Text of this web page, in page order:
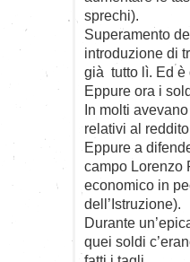
sprechi).
Superamento
introduzione di
già tutto lì. Ed è
Eppure ora i
In molti
relativi al
Eppure a
campo Lorenzo
economico in
dell’Istruzione).
Durante
quei soldi